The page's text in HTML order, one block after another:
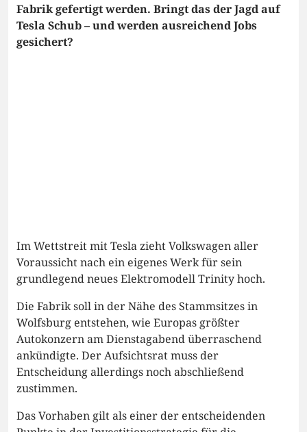
Fabrik gefertigt werden. Bringt das der Jagd auf
Tesla Schub – und werden ausreichend Jobs
gesichert?
Im Wettstreit mit Tesla zieht Volkswagen aller
Voraussicht nach ein eigenes Werk für sein
grundlegend neues Elektromodell Trinity hoch.
Die Fabrik soll in der Nähe des Stammsitzes in
Wolfsburg entstehen, wie Europas größter
Autokonzern am Dienstagabend überraschend
ankündigte. Der Aufsichtsrat muss der
Entscheidung allerdings noch abschließend
zustimmen.
Das Vorhaben gilt als einer der entscheidenden